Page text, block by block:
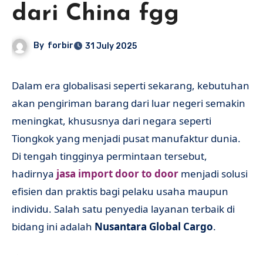
dari China fgg
By forbir 31 July 2025
Dalam era globalisasi seperti sekarang, kebutuhan
akan pengiriman barang dari luar negeri semakin
meningkat, khususnya dari negara seperti
Tiongkok yang menjadi pusat manufaktur dunia.
Di tengah tingginya permintaan tersebut,
hadirnya jasa import door to door menjadi solusi
efisien dan praktis bagi pelaku usaha maupun
individu. Salah satu penyedia layanan terbaik di
bidang ini adalah Nusantara Global Cargo.